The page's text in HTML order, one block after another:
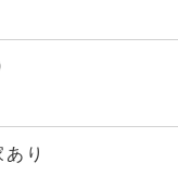
り